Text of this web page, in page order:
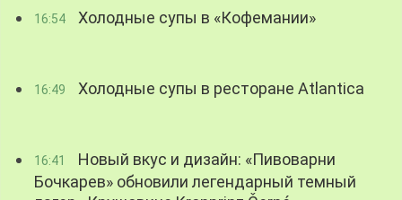
16:54 Холодные супы в «Кофемании»
16:49 Холодные супы в ресторане Atlantica
16:41
Новый вкус и дизайн: «Пивоварни
Бочкарев» обновили легендарный темный